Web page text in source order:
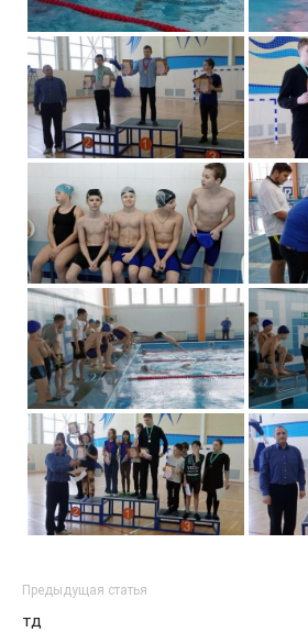
Предыдущая статья
тд